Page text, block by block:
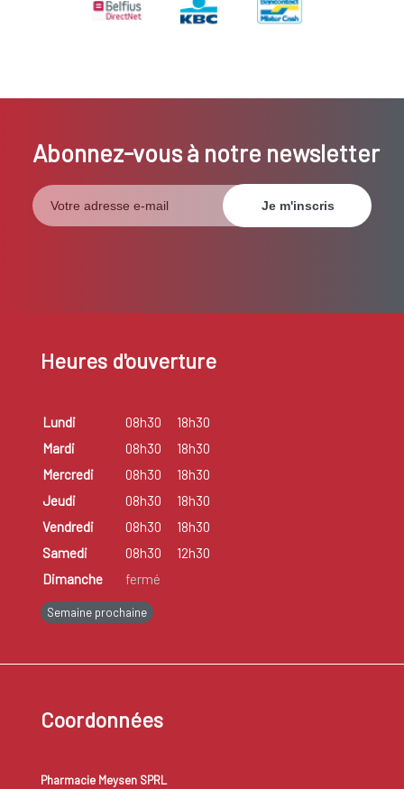
Abonnez-vous à notre newsletter
Heures d'ouverture
Lundi 08h30
18h30
Mardi
08h30
18h30
Mercredi
08h30
18h30
Jeudi
08h30
18h30
Vendredi
08h30
18h30
Samedi
08h30
12h30
Dimanche
fermé
Semaine prochaine
Coordonnées
Pharmacie Meysen SPRL